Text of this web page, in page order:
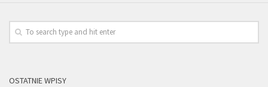
OSTATNIE WPISY